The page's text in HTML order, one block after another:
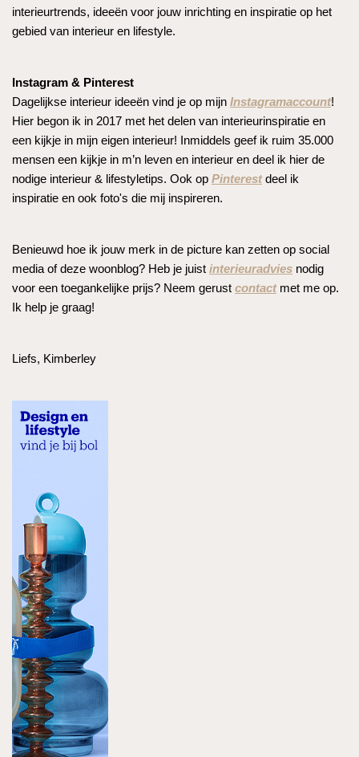
interieurtrends, ideeën voor jouw inrichting en inspiratie op het
gebied van interieur en lifestyle.
Instagram & Pinterest
Dagelijkse interieur ideeën vind je op mijn Instagramaccount!
Hier begon ik in 2017 met het delen van interieurinspiratie en
een kijkje in mijn eigen interieur! Inmiddels geef ik ruim 35.000
mensen een kijkje in m’n leven en interieur en deel ik hier de
nodige interieur & lifestyletips. Ook op Pinterestdeel ik
inspiratie en ook foto's die mij inspireren.
Benieuwd hoe ik jouw merk in de picture kan zetten op social
media of deze woonblog? Heb je juist interieuradvies nodig
voor een toegankelijke prijs? Neem gerust contactmet me op.
Ik help je graag!
Liefs, Kimberley